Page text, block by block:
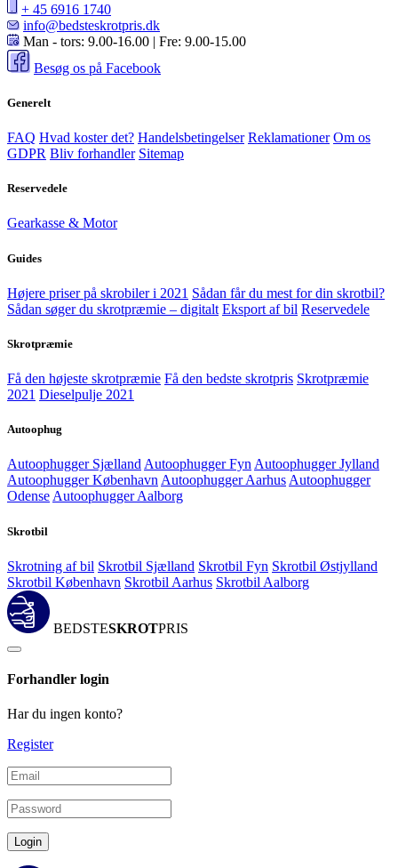
+ 45 6916 1740
info@bedsteskrotpris.dk
Man - tors: 9.00-16.00 | Fre: 9.00-15.00
Besøg os på Facebook
Generelt
FAQ Hvad koster det? Handelsbetingelser Reklamationer Om os
GDPR Bliv forhandler Sitemap
Reservedele
Gearkasse & Motor
Guides
Højere priser på skrobiler i 2021 Sådan får du mest for din skrotbil?
Sådan søger du skrotpræmie – digitalt Eksport af bil Reservedele
Skrotpræmie
Få den højeste skrotpræmie Få den bedste skrotpris Skrotpræmie
2021 Dieselpulje 2021
Autoophug
Autoophugger SjællandAutoophugger FynAutoophugger Jylland
Autoophugger KøbenhavnAutoophugger AarhusAutoophugger
OdenseAutoophugger Aalborg
Skrotbil
Skrotning af bil Skrotbil Sjælland Skrotbil Fyn Skrotbil Østjylland
Skrotbil København Skrotbil Aarhus Skrotbil Aalborg
BEDSTESKROTPRIS
Forhandler login
Har du ingen konto?
Register
Login